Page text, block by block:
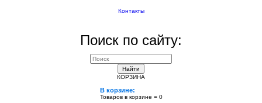
Контакты
Поиск по сайту:
Найти
КОРЗИНА
В корзине:
Товаров в корзине = 0